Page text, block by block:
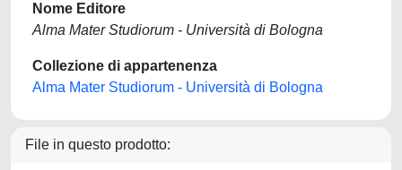
Nome Editore
Alma Mater Studiorum - Università di Bologna
Collezione di appartenenza
Alma Mater Studiorum - Università di Bologna
File in questo prodotto: